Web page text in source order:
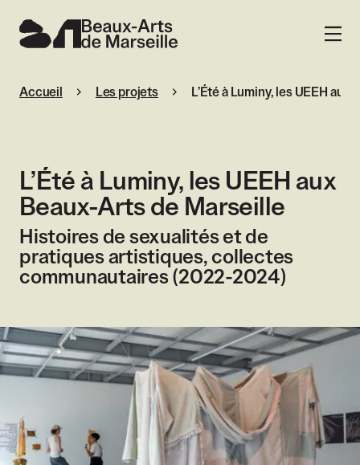
Beaux-Arts de Marseille
MENU
Accueil Les projets L’Été à Luminy, les UEEH
L’Été à Luminy, les UEEH aux
Beaux-Arts de Marseille
Histoires de sexualités et de
pratiques artistiques, collectes
communautaires (2022-2024)
Agrandir